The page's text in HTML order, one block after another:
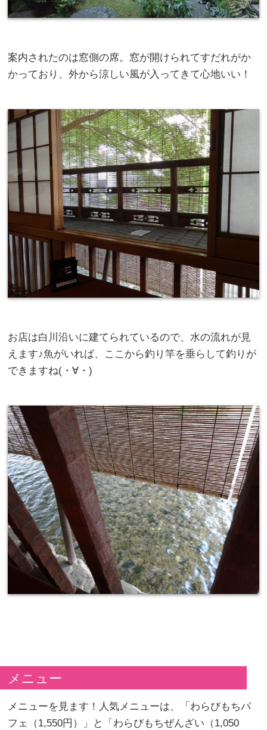
案内されたのは窓側の席。窓が開けられてすだれがか
かっており、外から涼しい風が入ってきて心地いい！
お店は白川沿いに建てられているので、水の流れが見
えます♪魚がいれば、ここから釣り竿を垂らして釣りが
できますね(・∀・)
メニュー
メニューを見ます！人気メニューは、「わらびもちパ
フェ（1,550円）」と「わらびもちぜんざい（1,050